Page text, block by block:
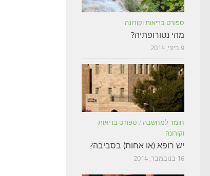
ספורט בריאות וקורונה
מהי נטורופתיה?
9 ביוני, 2014
חומר למחשבה / ספורט בריאות
וקורונה
יש רופא (או אחות) בסביבה?
16 בנובמבר, 2014